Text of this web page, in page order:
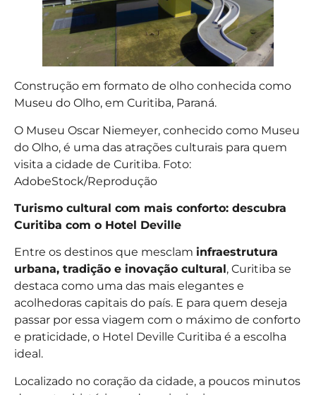
Construção em formato de olho conhecida como
Museu do Olho, em Curitiba, Paraná.
O Museu Oscar Niemeyer, conhecido como Museu
do Olho, é uma das atrações culturais para quem
visita a cidade de Curitiba. Foto:
AdobeStock/Reprodução
Turismo cultural com mais conforto: descubra
Curitiba com o Hotel Deville
Entre os destinos que mesclam infraestrutura
urbana, tradição e inovação cultural, Curitiba se
destaca como uma das mais elegantes e
acolhedoras capitais do país. E para quem deseja
passar por essa viagem com o máximo de conforto
e praticidade, o Hotel Deville Curitiba é a escolha
ideal.
Localizado no coração da cidade, a poucos minutos